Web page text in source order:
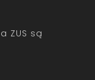
ZUS są